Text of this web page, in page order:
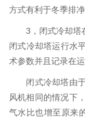
方式有利于冬季排
3，闭式冷却塔在
闭式冷却塔运行水
术参数并且记录在
闭式冷却塔由于
风机相同的情况下
气水比也增至原来